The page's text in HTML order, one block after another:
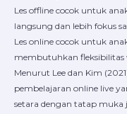
Les offline cocok untuk
langsung dan lebih fokus
Les online cocok untuk
membutuhkan fleksibilitas
Menurut Lee dan Kim
pembelajaran online live
setara dengan tatap muka